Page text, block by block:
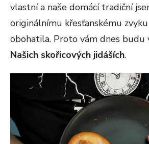
vlastní a naše domácí tradiční
originálnímu křesťanskému
obohatila. Proto vám dnes budu
Našich skořicových jidáších.